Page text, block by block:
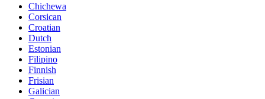
Chichewa
Corsican
Croatian
Dutch
Estonian
Filipino
Finnish
Frisian
Galician